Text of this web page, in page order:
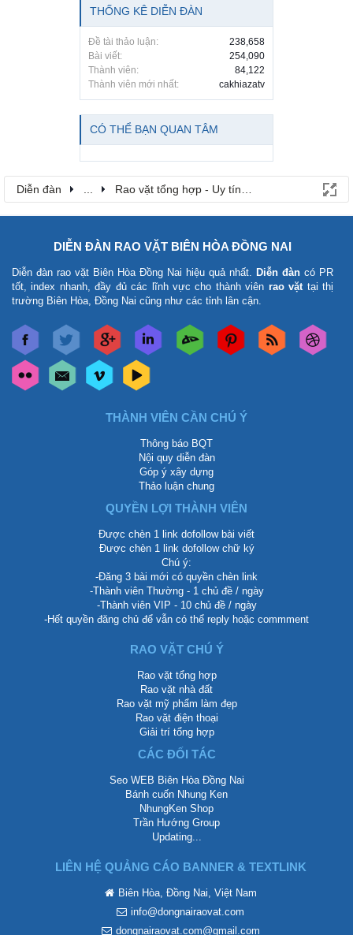
THỐNG KÊ DIỄN ĐÀN
Đề tài thảo luận:
238,658
Bài viết:
254,090
Thành viên:
84,122
Thành viên mới nhất:
cakhiazatv
CÓ THỂ BẠN QUAN TÂM
Diễn đàn Rao vặt tổng hợp - Uy tín - Miễn phí
DIỄN ĐÀN RAO VẶT BIÊN HÒA ĐỒNG NAI
Diễn đàn rao vặt Biên Hòa Đồng Nai hiệu quả nhất. Diễn đàn có PR
tốt, index nhanh, đầy đủ các lĩnh vực cho thành viên rao vặt tại thị
trường Biên Hòa, Đồng Nai cũng như các tỉnh lân cận.
THÀNH VIÊN CẦN CHÚ Ý
Thông báo BQT
Nội quy diễn đàn
Góp ý xây dựng
Thảo luận chung
QUYỀN LỢI THÀNH VIÊN
Được chèn 1 link dofollow bài viết
Được chèn 1 link dofollow chữ ký
Chú ý:
-Đăng 3 bài mới có quyền chèn link
-Thành viên Thường - 1 chủ đề / ngày
-Thành viên VIP - 10 chủ đề / ngày
-Hết quyền đăng chủ để vẫn có thể reply hoặc commment
RAO VẶT CHÚ Ý
Rao vặt tổng hợp
Rao vặt nhà đất
Rao vặt mỹ phẩm làm đẹp
Rao vặt điện thoại
Giải trí tổng hợp
CÁC ĐỐI TÁC
Seo WEB Biên Hòa Đồng Nai
Bánh cuốn Nhung Ken
NhungKen Shop
Trần Hướng Group
Updating...
LIÊN HỆ QUẢNG CÁO BANNER & TEXTLINK
Biên Hòa, Đồng Nai, Việt Nam
info@dongnairaovat.com
dongnairaovat.com@gmail.com